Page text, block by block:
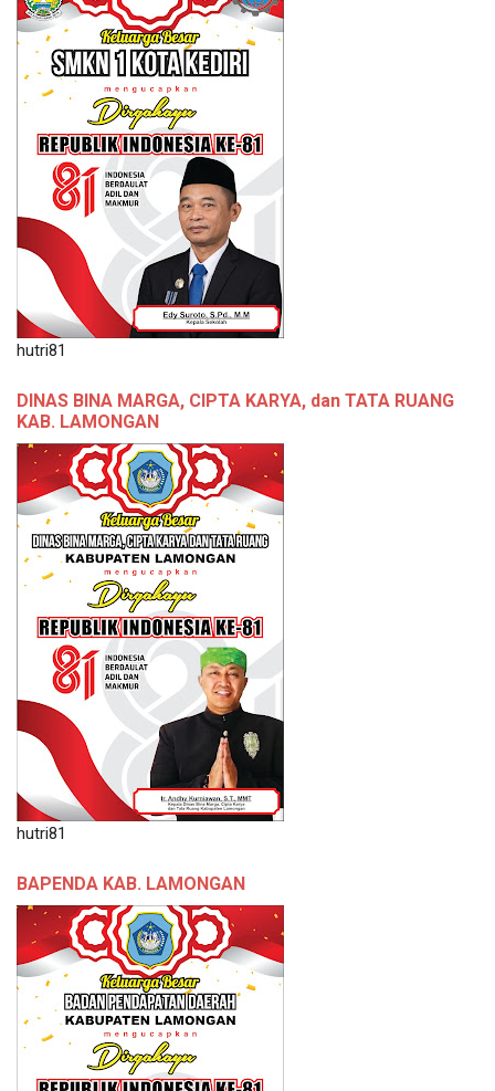
hutri81
DINAS BINA MARGA, CIPTA KARYA, dan TATA RUANG
KAB. LAMONGAN
hutri81
BAPENDA KAB. LAMONGAN